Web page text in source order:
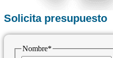
Solicita presupuesto
Nombre*